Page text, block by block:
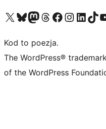
Odwiedź nasze konto X (dawniej Twitter)
Odwiedź nasze konto Bluesky
Odwiedź nasze konto na Mastodoncie
Odwiedź naszego Threadsa
Odwiedź naszego
Odwiedź nasze konto
Odwiedź nasze
Odwiedź
Kod to poezja.
The WordPress®
of the WordPress